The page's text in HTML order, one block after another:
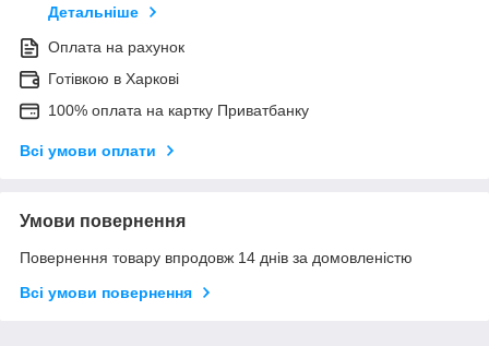
Детальніше
Оплата на рахунок
Готівкою в Харкові
100% оплата на картку Приватбанку
Всі умови оплати
Умови повернення
Повернення товару впродовж 14 днів за домовленістю
Всі умови повернення